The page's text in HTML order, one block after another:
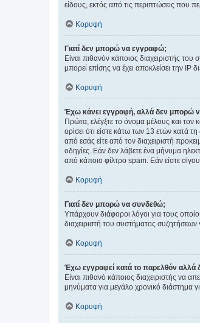
είδους, εκτός από τις περιπτώσεις που
Κορυφή
Γιατί δεν μπορώ να εγγραφώ;
Είναι πιθανόν κάποιος διαχειριστής
μπορεί επίσης να έχει αποκλείσει την
Κορυφή
Έχω κάνει εγγραφή, αλλά δεν μπορώ
Πρώτα, ελέγξτε το όνομα μέλους και τον
ορίσει ότι είστε κάτω των 13 ετών κατά
από εσάς είτε από τον διαχειριστή
οδηγίες. Εάν δεν λάβετε ένα μήνυμα
από κάποιο φίλτρο spam. Εάν είστε
Κορυφή
Γιατί δεν μπορώ να συνδεθώ;
Υπάρχουν διάφοροι λόγοι για τους
διαχειριστή του συστήματος συζητήσεων
Κορυφή
Έχω εγγραφεί κατά το παρελθόν
Είναι πιθανό κάποιος διαχειριστής να
μηνύματα για μεγάλο χρονικό διάστημα
Κορυφή